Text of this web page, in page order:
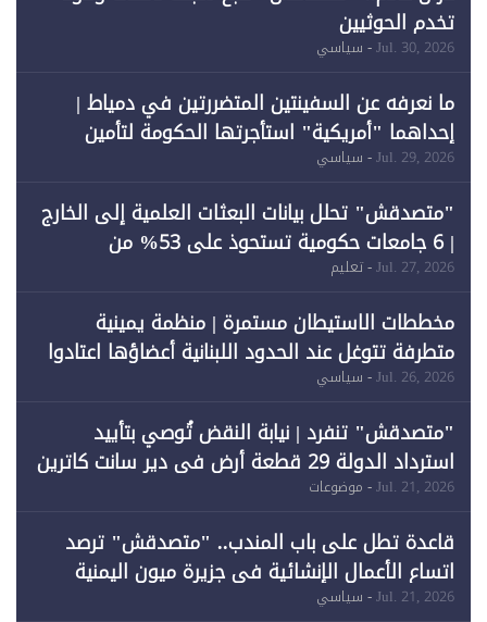
تخدم الحوثيين
Jul. 30, 2026- سياسي
ما نعرفه عن السفينتين المتضررتين في دمياط |
إحداهما "أمريكية" استأجرتها الحكومة لتأمين
احتياجات الطاقة
Jul. 29, 2026- سياسي
"متصدقش" تحلل بيانات البعثات العلمية إلى الخارج
| 6 جامعات حكومية تستحوذ على 53% من
Jul. 27, 2026- تعليم
مخططات الاستيطان مستمرة | منظمة يمينية
متطرفة تتوغل عند الحدود اللبنانية أعضاؤها اعتادوا
خرق الحدود
Jul. 26, 2026- سياسي
"متصدقش" تنفرد | نيابة النقض تُوصي بتأييد
استرداد الدولة 29 قطعة أرض في دير سانت كاترين
وقبول طعن الحكومة جزئيًا (1)
Jul. 21, 2026- موضوعات
قاعدة تطل على باب المندب.. "متصدقش" ترصد
اتساع الأعمال الإنشائية في جزيرة ميون اليمنية
Jul. 21, 2026- سياسي